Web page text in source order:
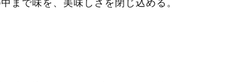
まで味を、美味しさを閉じ込める。